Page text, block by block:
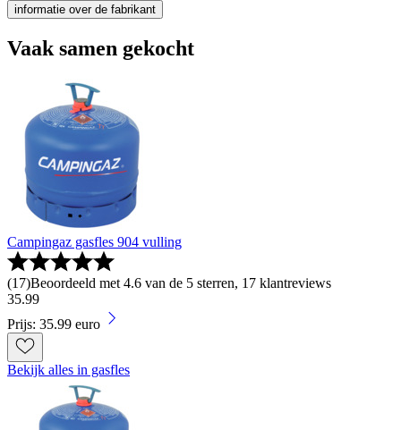
informatie over de fabrikant
Vaak samen gekocht
Campingaz gasfles 904 vulling
(17)Beoordeeld met 4.6 van de 5 sterren, 17 klantreviews
35.99
Prijs: 35.99 euro
Bekijk alles in gasfles